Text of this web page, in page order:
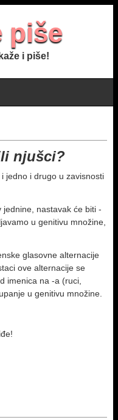
piše
i piše!
njušci?
jedno i drugo u zavisnosti
nastavak će biti -
u genitivu množine,
glasovne alternacije
ove alternacije se
imenica na -a (ruci,
u genitivu množine.